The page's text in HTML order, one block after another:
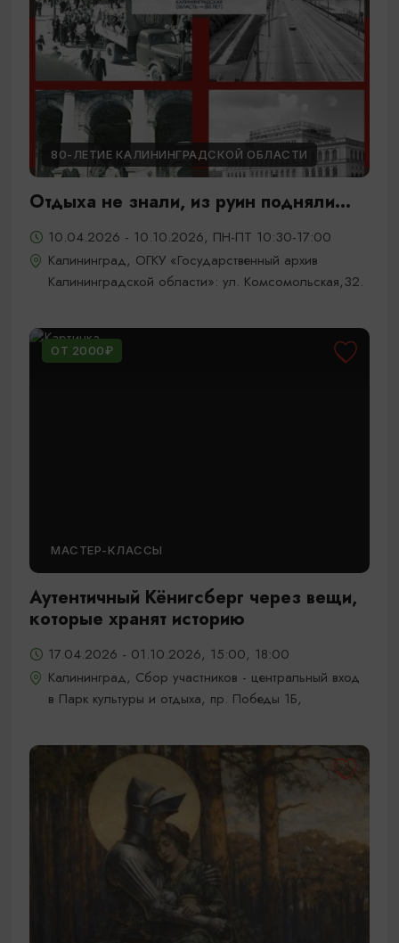
80-ЛЕТИЕ КАЛИНИНГРАДСКОЙ ОБЛАСТИ
Отдыха не знали, из руин подняли...
10.04.2026 - 10.10.2026, ПН-ПТ 10:30-17:00
Калининград, ОГКУ «Государственный архив
Калининградской области»: ул. Комсомольская,32.
ОТ 2000₽
МАСТЕР-КЛАССЫ
Аутентичный Кёнигсберг через вещи,
которые хранят историю
17.04.2026 - 01.10.2026, 15:00, 18:00
Калининград, Сбор участников - центральный вход
в Парк культуры и отдыха, пр. Победы 1Б,